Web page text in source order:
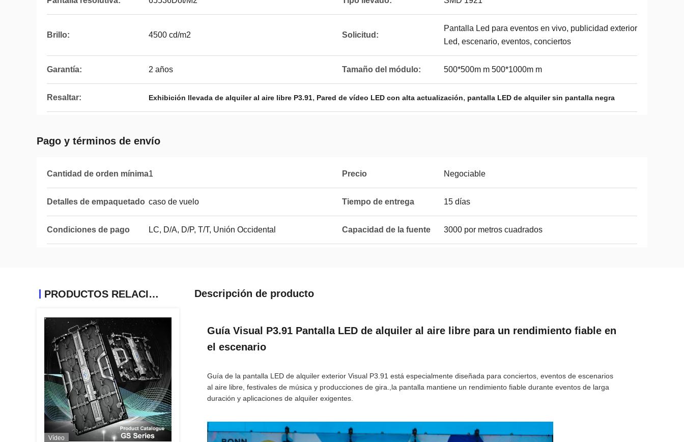
Brillo: 4500 cd/m2 Solicitud:
Pantalla Led para eventos en vivo, publicidad exterior
Led, escenario, eventos, conciertos
Garantía: 2 años Tamaño del módulo: 500*500m m 500*1000m m
Resaltar: Exhibición llevada de alquiler al aire libre P3.91, Pared de vídeo LED con alta actualización, pantalla LED de alquiler sin pantalla negra
Pago y términos de envío
Cantidad de orden mínima1 Precio Negociable
Detalles de empaquetado caso de vuelo Tiempo de entrega 15 días
Condiciones de pago LC, D/A, D/P, T/T, Unión Occidental Capacidad de la fuente 3000 por metros cuadrados
PRODUCTOS RELACIONADOS
Vídeo
Descripción de producto
Guía Visual P3.91 Pantalla LED de alquiler al aire libre para un rendimiento fiable en
el escenario
Guía de la pantalla LED de alquiler exterior Visual P3.91 está especialmente diseñada para conciertos, eventos de escenarios
al aire libre, festivales de música y producciones de gira.,la pantalla mantiene un rendimiento fiable durante eventos de larga
duración y aplicaciones de alquiler exigentes.